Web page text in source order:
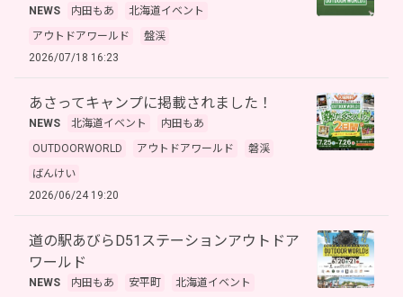
NEWS 内田もあ
北海道イベント
アウトドアワールド
盤渓
2026/07/18 16:23
あさってキャンプに掲載されました！
NEWS 北海道イベント
内田もあ
OUTDOORWORLD
アウトドアワールド
磐渓
ばんけい
2026/06/24 19:20
道の駅あびらD51ステーションアウトドア
ワールド
NEWS 内田もあ 安平町
北海道イベント